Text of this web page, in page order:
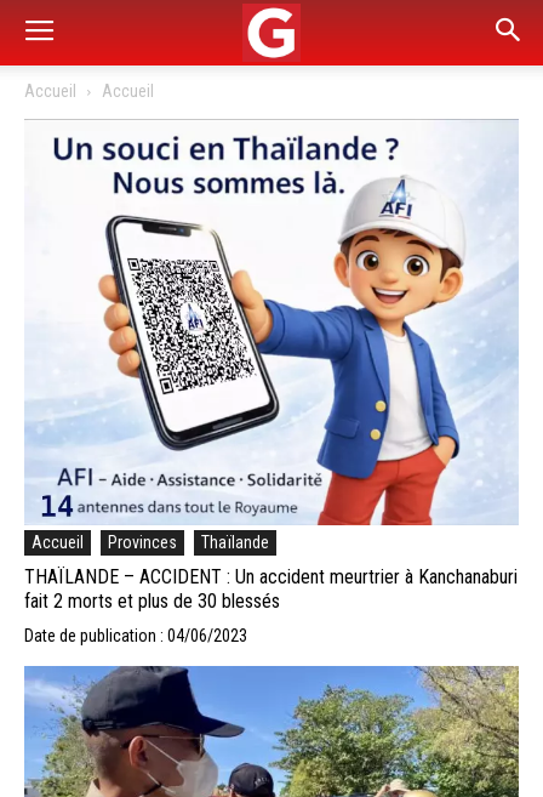
Accueil Accueil
Accueil Provinces Thaïlande
THAÏLANDE – ACCIDENT : Un accident meurtrier à Kanchanaburi
fait 2 morts et plus de 30 blessés
Date de publication : 04/06/2023